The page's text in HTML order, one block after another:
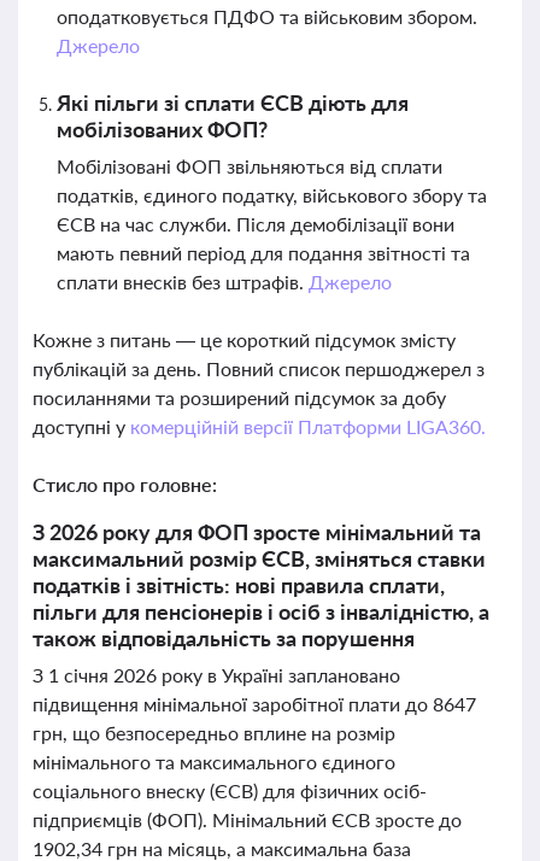
оподатковується ПДФО та військовим збором.
Джерело
Які пільги зі сплати ЄСВ діють для
мобілізованих ФОП?
Мобілізовані ФОП звільняються від сплати
податків, єдиного податку, військового збору та
ЄСВ на час служби. Після демобілізації вони
мають певний період для подання звітності та
сплати внесків без штрафів. Джерело
Кожне з питань — це короткий підсумок змісту
публікацій за день. Повний список першоджерел з
посиланнями та розширений підсумок за добу
доступні у комерційній версії Платформи LIGA360.
Стисло про головне:
З 2026 року для ФОП зросте мінімальний та
максимальний розмір ЄСВ, зміняться ставки
податків і звітність: нові правила сплати,
пільги для пенсіонерів і осіб з інвалідністю, а
також відповідальність за порушення
З 1 січня 2026 року в Україні заплановано
підвищення мінімальної заробітної плати до 8647
грн, що безпосередньо вплине на розмір
мінімального та максимального єдиного
соціального внеску (ЄСВ) для фізичних осіб-
підприємців (ФОП). Мінімальний ЄСВ зросте до
1902,34 грн на місяць, а максимальна база